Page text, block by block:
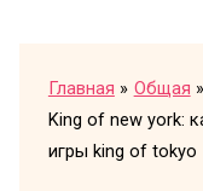
Главная
Общая
King of new york:
игры king of tokyo